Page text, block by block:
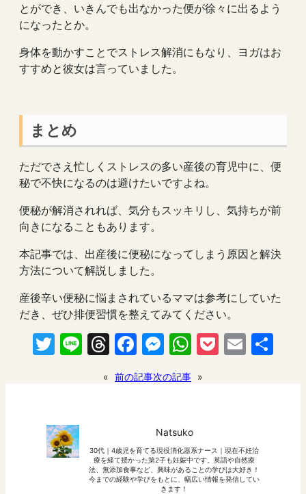
とができ、いきんでも出なかった便が徐々に出るよう
になったとか。
身体を動かすことでストレス解消にもなり、ヨガはお
すすめと彼女は言っていました。
まとめ
ただでさえ忙しくストレスの多い産後の育児中に、便
秘で不快になるのは避けたいですよね。
便秘が解消されれば、気分もスッキリし、気持ちが前
向きになることもあります。
本記事では、出産後に便秘になってしまう原因と解決
方法について解説しました。
産後辛い便秘に悩まされているママは参考にしていた
だき、ぜひ排便習慣を整えてみてください。
Twitter
LineThreads
Facebook
Messenger
WhatsApp
Pocket
Email
« 前の記事次の記事 »
Natsuko
30代｜4歳児を育てる現役消化器系ナース｜現在不妊治
療を経て授かった第2子も妊娠中です。英語や自然療
法、無添加食事など、興味があることの学びは大好き！
今までの経験や学びをもとに、幅広い情報を発信してい
きます！